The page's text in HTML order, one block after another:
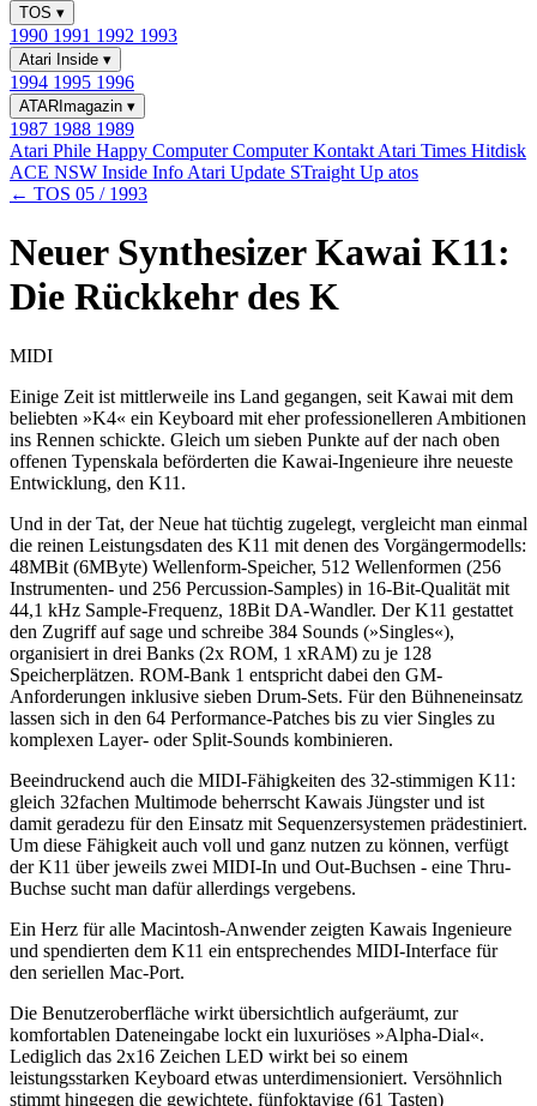
TOS ▾
1990 1991 1992 1993
Atari Inside ▾
1994 1995 1996
ATARImagazin ▾
1987 1988 1989
Atari Phile Happy ComputerComputer Kontakt Atari Times Hitdisk
ACE NSW Inside Info Atari Update STraight Up atos
← TOS 05 / 1993
Neuer Synthesizer Kawai K11:
Die Rückkehr des K
MIDI
Einige Zeit ist mittlerweile ins Land gegangen, seit Kawai mit dem
beliebten »K4« ein Keyboard mit eher professionelleren Ambitionen
ins Rennen schickte. Gleich um sieben Punkte auf der nach oben
offenen Typenskala beförderten die Kawai-Ingenieure ihre neueste
Entwicklung, den K11.
Und in der Tat, der Neue hat tüchtig zugelegt, vergleicht man einmal
die reinen Leistungsdaten des K11 mit denen des Vorgängermodells:
48MBit (6MByte) Wellenform-Speicher, 512 Wellenformen (256
Instrumenten- und 256 Percussion-Samples) in 16-Bit-Qualität mit
44,1 kHz Sample-Frequenz, 18Bit DA-Wandler. Der K11 gestattet
den Zugriff auf sage und schreibe 384 Sounds (»Singles«),
organisiert in drei Banks (2x ROM, 1 xRAM) zu je 128
Speicherplätzen. ROM-Bank 1 entspricht dabei den GM-
Anforderungen inklusive sieben Drum-Sets. Für den Bühneneinsatz
lassen sich in den 64 Performance-Patches bis zu vier Singles zu
komplexen Layer- oder Split-Sounds kombinieren.
Beeindruckend auch die MIDI-Fähigkeiten des 32-stimmigen K11:
gleich 32fachen Multimode beherrscht Kawais Jüngster und ist
damit geradezu für den Einsatz mit Sequenzersystemen prädestiniert.
Um diese Fähigkeit auch voll und ganz nutzen zu können, verfügt
der K11 über jeweils zwei MIDI-In und Out-Buchsen - eine Thru-
Buchse sucht man dafür allerdings vergebens.
Ein Herz für alle Macintosh-Anwender zeigten Kawais Ingenieure
und spendierten dem K11 ein entsprechendes MIDI-Interface für
den seriellen Mac-Port.
Die Benutzeroberfläche wirkt übersichtlich aufgeräumt, zur
komfortablen Dateneingabe lockt ein luxuriöses »Alpha-Dial«.
Lediglich das 2x16 Zeichen LED wirkt bei so einem
leistungsstarken Keyboard etwas unterdimensioniert. Versöhnlich
stimmt hingegen die gewichtete, fünfoktavige (61 Tasten)